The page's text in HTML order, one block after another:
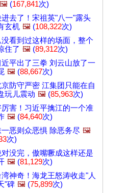
🖼️ (167,841次)
进去了！宋祖英"八一"露头
玄机 🖼️ (108,322次)
没看到过这样的场面，整个
住了 🖼️ (89,312次)
近平出了三拳 刘云山放了一
🖼️ (88,667次)
京防守严密 江集团只能在自
玩儿震动 🖼️ (85,963次)
厉害！习近平擒江的一个准
🖼️ (84,640次)
一恶则众恶惧 除恶务尽 🖼️
次)
对没完，傲嘴噘成这样还是
🖼️ (81,129次)
湾神奇！海龙王怒涛收走"人
"碑 🖼️ (75,899次)